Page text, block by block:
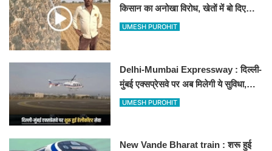
किसान का अनोखा विरोध, खेतों में बो दिए
500-500 रुपए के नोट, वीडियो वायरल
UMESH PUROHIT
Delhi-Mumbai Expressway : दिल्ली-
मुंबई एक्सप्रेसवे पर अब मिलेगी ये सुविधा,
हेलीकॉप्टर सर्विस से तुरंत घायल पहुंचेगा
UMESH PUROHIT
New Vande Bharat train : शरू हुई